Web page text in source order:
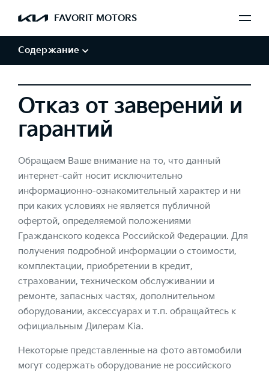
FAVORIT MOTORS
Содержание
Авторские права и товарные знаки
Отказ от заверений и
гарантий
Обращаем Ваше внимание на то, что данный
интернет-сайт носит исключительно
информационно-ознакомительный характер и ни
при каких условиях не является публичной
офертой, определяемой положениями
Гражданского кодекса Российской Федерации. Для
получения подробной информации о стоимости,
комплектации, приобретении в кредит,
страховании, техническом обслуживании и
ремонте, запасных частях, дополнительном
оборудовании, аксессуарах и т.п. обращайтесь к
официальным Дилерам Kia.
Некоторые представленные на фото автомобили
могут содержать оборудование не российского